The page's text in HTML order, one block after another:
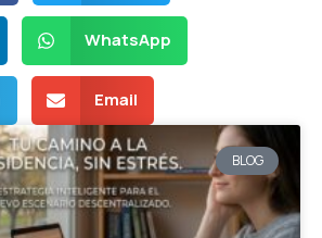
WhatsApp
Email
BLOG